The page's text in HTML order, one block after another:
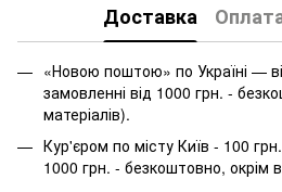
Доставка
«Новою поштою» по Україні —
замовленні від 1000 грн. -
матеріалів).
Кур'єром по місту Київ - 100
1000 грн. - безкоштовно, окрім